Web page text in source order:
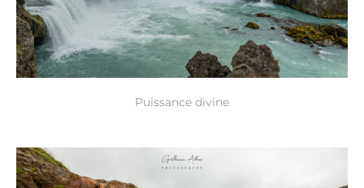
Puissance divine